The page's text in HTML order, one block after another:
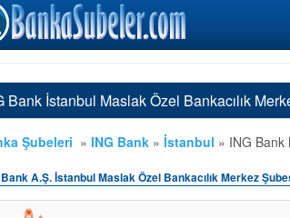
Bank İstanbul Maslak Özel Bankacılık
Şubeleri » ING Bank » İstanbul » ING Bank
A.Ş. İstanbul Maslak Özel Bankacılık Merkez